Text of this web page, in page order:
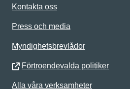
Kontakta oss
Press och media
Myndighetsbrevlådor
Förtroendevalda politiker
Alla våra verksamheter